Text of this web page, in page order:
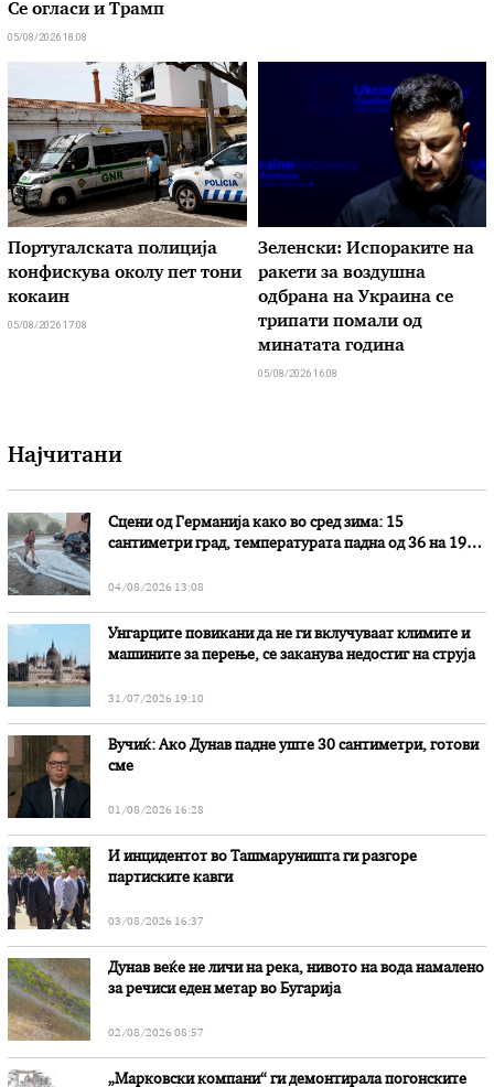
Се огласи и Трамп
05/08/2026 18:08
Португалската полиција
конфискува околу пет тони
кокаин
05/08/2026 17:08
Зеленски: Испораките на
ракети за воздушна
одбрана на Украина се
трипати помали од
минатата година
05/08/2026 16:08
Најчитани
Сцени од Германија како во сред зима: 15
сантиметри град, температурата падна од 36 на 19
04/08/2026 13:08
Унгарците повикани да не ги вклучуваат климите и
машините за перење, се заканува недостиг на струја
31/07/2026 19:10
Вучиќ: Ако Дунав падне уште 30 сантиметри, готови
сме
01/08/2026 16:28
И инцидентот во Ташмаруништa ги разгоре
партиските кавги
03/08/2026 16:37
Дунав веќе не личи на река, нивото на вода намалено
за речиси еден метар во Бугарија
02/08/2026 08:57
„Марковски компани“ ги демонтирала погонските